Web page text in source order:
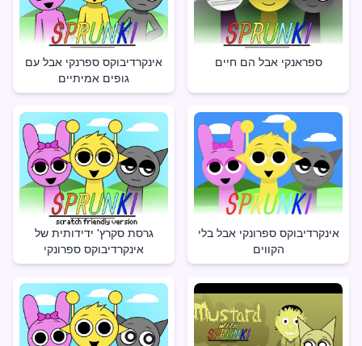
אינקרדיבוקס ספרנקי אבל עם
גופים אמיתיים
ספראנקי אבל הם חיים
גרסת סקרץ' ידידותית של
אינקרדיבוקס ספרונקי
אינקרדיבוקס ספרונקי אבל בלי
הקווים